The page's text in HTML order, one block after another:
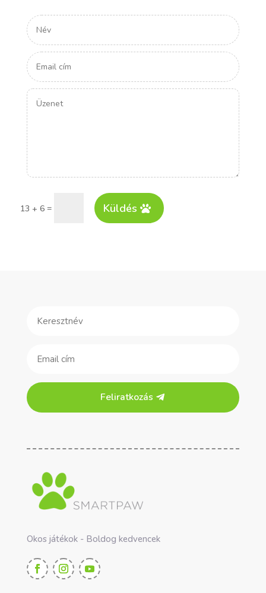
13 + 6 = Küldés
Feliratkozás
Okos játékok - Boldog kedvencek